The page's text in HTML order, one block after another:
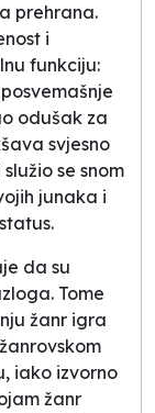
prehrana.
i
funkciju:
odušak za
svjesno
se snom
junaka i
da su
Tome
žanr igra
iako izvorno
žanr